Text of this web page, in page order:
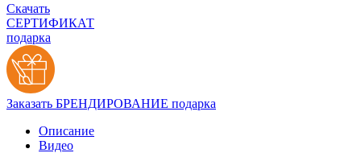
Скачать
СЕРТИФИКАТ
подарка
Заказать БРЕНДИРОВАНИЕ подарка
Описание
Видео